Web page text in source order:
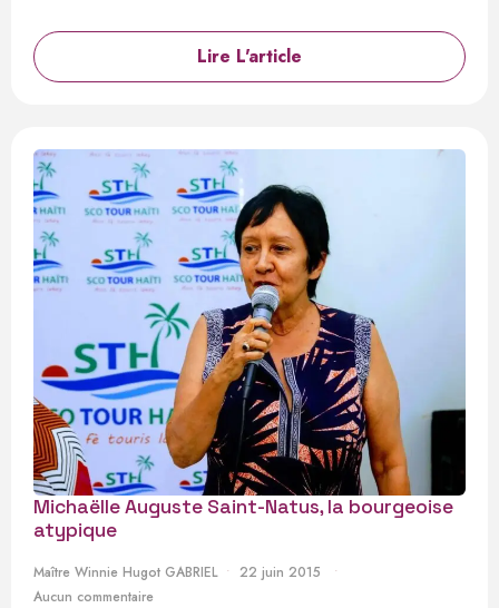
Lire L'article
Michaëlle Auguste Saint-Natus, la bourgeoise
atypique
Maître Winnie Hugot GABRIEL
22 juin 2015
Aucun commentaire